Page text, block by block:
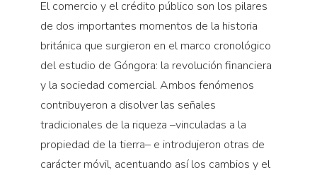
El comercio y el crédito público son los pilares
de dos importantes momentos de la historia
británica que surgieron en el marco cronológico
del estudio de Góngora: la revolución financiera
y la sociedad comercial. Ambos fenómenos
contribuyeron a disolver las señales
tradicionales de la riqueza –vinculadas a la
propiedad de la tierra– e introdujeron otras de
carácter móvil, acentuando así los cambios y el